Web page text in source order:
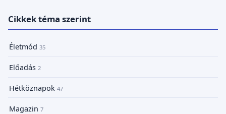
Cikkek téma szerint
Életmód 35
Előadás 2
Hétköznapok 47
Magazin 7